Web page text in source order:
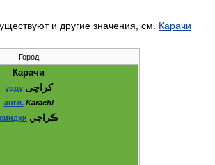
и другие значения, см. Карачи
Город
Карачи
урду کراچی
англ. Karachi
синдхи ڪراچي